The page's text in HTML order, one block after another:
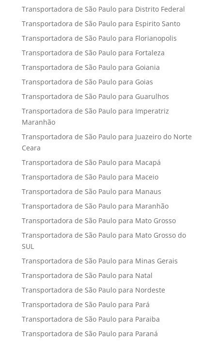
Transportadora de São Paulo para Distrito Federal
Transportadora de São Paulo para Espirito Santo
Transportadora de São Paulo para Florianopolis
Transportadora de São Paulo para Fortaleza
Transportadora de São Paulo para Goiania
Transportadora de São Paulo para Goias
Transportadora de São Paulo para Guarulhos
Transportadora de São Paulo para Imperatriz
Maranhão
Transportadora de São Paulo para Juazeiro do Norte
Ceara
Transportadora de São Paulo para Macapá
Transportadora de São Paulo para Maceio
Transportadora de São Paulo para Manaus
Transportadora de São Paulo para Maranhão
Transportadora de São Paulo para Mato Grosso
Transportadora de São Paulo para Mato Grosso do
SUL
Transportadora de São Paulo para Minas Gerais
Transportadora de São Paulo para Natal
Transportadora de São Paulo para Nordeste
Transportadora de São Paulo para Pará
Transportadora de São Paulo para Paraiba
Transportadora de São Paulo para Paraná